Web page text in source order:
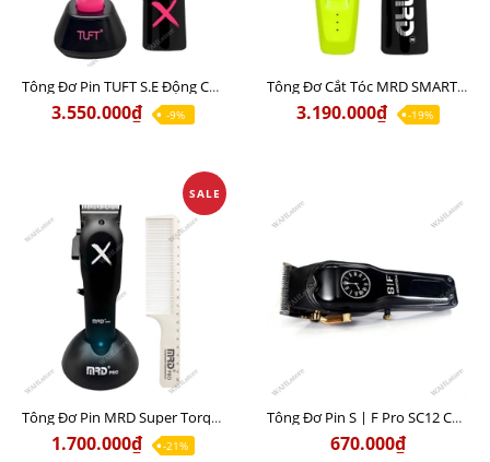
Tông Đơ Pin TUFT S.E Động Cơ Từ Tính Bản Mới Nhất Cao Cấp Chính Hãng
3.550.000₫ -9%
Tông Đơ Cắt Tóc MRD SMART BRAIN HC-90-4 Chính Hãng Giá Tốt
3.190.000₫ -19%
SALE
Tông Đơ Pin MRD Super Torque Motor 3969X Chính Hãng
1.700.000₫ -21%
Tông Đơ Pin S | F Pro SC12 Chính Hãng
670.000₫